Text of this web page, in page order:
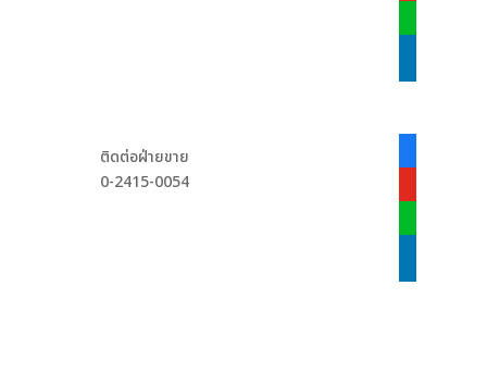
ติดต่อฝ่ายขาย
0-2415-0054